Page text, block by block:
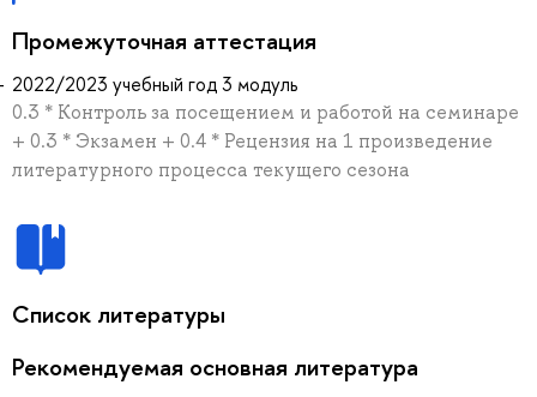
Промежуточная аттестация
2022/2023 учебный год 3 модуль
0.3 * Контроль за посещением и работой на семинаре
+ 0.3 * Экзамен + 0.4 * Рецензия на 1 произведение
литературного процесса текущего сезона
Список литературы
Рекомендуемая основная литература